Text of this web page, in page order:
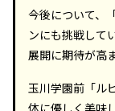
今後について、
ンにも挑戦して
展開に期待が高
玉川学園前「ル
体に優しく美味